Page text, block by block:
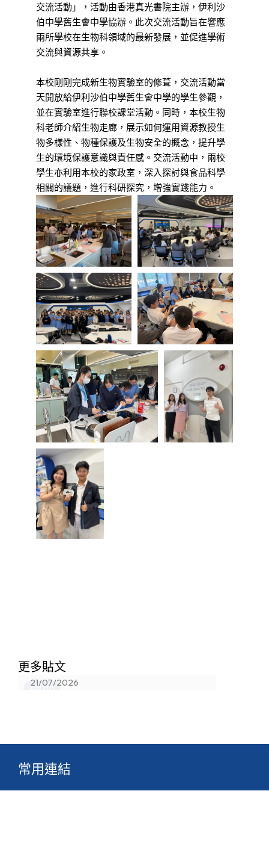
交流活動」，活動由香港真光書院主辦，伊利沙
伯中學舊生會中學協辦。此次交流活動旨在響應
兩所學校在生物科領域的最新發展，並促進學術
交流與資源共享。
本校剛剛完成新生物實驗室的修葺，交流活動當
天開放給伊利沙伯中學舊生會中學的學生參觀，
並在實驗室進行聯校課堂活動。同時，本校生物
科老師介紹生物走廊，展示如何運用資源教授生
物多樣性、物種保護及生物安全的概念，提升學
生的環境保護意識與責任感。交流活動中，兩校
學生亦利用本校的家政室，深入探討與食品科學
相關的議題，進行科研探究，增強實踐能力。
更多貼文
最新消息
App公佈
21/07/2026
常用連結